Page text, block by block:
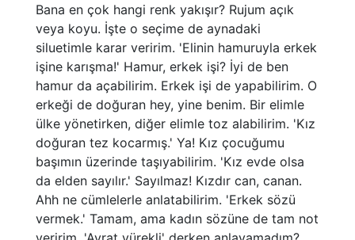
Bana en çok hangi renk yakışır? Rujum açık
veya koyu. İşte o seçime de aynadaki
siluetimle karar veririm. 'Elinin hamuruyla erkek
işine karışma!' Hamur, erkek işi? İyi de ben
hamur da açabilirim. Erkek işi de yapabilirim. O
erkeği de doğuran hey, yine benim. Bir elimle
ülke yönetirken, diğer elimle toz alabilirim. 'Kız
doğuran tez kocarmış.' Ya! Kız çocuğumu
başımın üzerinde taşıyabilirim. 'Kız evde olsa
da elden sayılır.' Sayılmaz! Kızdır can, canan.
Ahh ne cümlelerle anlatabilirim. 'Erkek sözü
vermek.' Tamam, ama kadın sözüne de tam not